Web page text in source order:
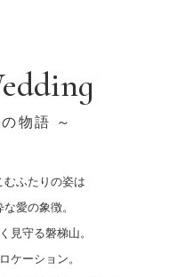
物語 ～
むふたりの姿は
愛の象徴。
見守る磐梯山。
ケーション。